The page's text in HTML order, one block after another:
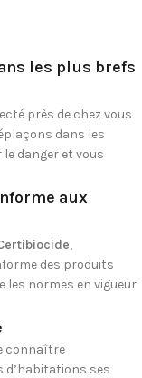
les plus brefs
près de chez vous
dans les
danger et vous
aux
,
des produits
les normes en vigueur
connaître
d’habitations ses